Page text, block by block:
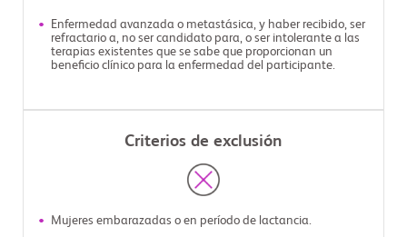
Enfermedad avanzada o metastásica, y haber recibido, ser
refractario a, no ser candidato para, o ser intolerante a las
terapias existentes que se sabe que proporcionan un
beneficio clínico para la enfermedad del participante.
Criterios de exclusión
Mujeres embarazadas o en período de lactancia.